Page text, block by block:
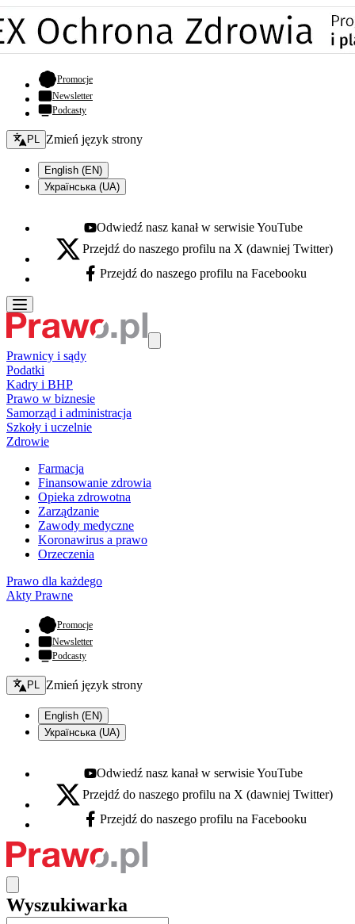
Promocje- otwiera się w nowej karcie
Newsletter
Podcasty
Zmień język - bieżący:
PL Zmień język strony
English (EN)
Українська (UA)
Youtube - otwiera się w nowej karcie
Odwiedź nasz kanał w serwisie YouTube
X - otwiera się w nowej karcie
Przejdź do naszego profilu na X (dawniej Twitter)
Facebook - otwiera się w nowej karcie
Przejdź do naszego profilu na Facebooku
Prawnicy i sądy
Podatki
Kadry i BHP
Prawo w biznesie
Samorząd i administracja
Szkoły i uczelnie
Zdrowie
Farmacja
Finansowanie zdrowia
Opieka zdrowotna
Zarządzanie
Zawody medyczne
Koronawirus a prawo
Orzeczenia
Prawo dla każdego
Akty Prawne
Promocje- otwiera się w nowej karcie
Newsletter
Podcasty
Zmień język - bieżący:
PL Zmień język strony
English (EN)
Українська (UA)
Youtube - otwiera się w nowej karcie
Odwiedź nasz kanał w serwisie YouTube
X - otwiera się w nowej karcie
Przejdź do naszego profilu na X (dawniej Twitter)
Facebook - otwiera się w nowej karcie
Przejdź do naszego profilu na Facebooku
Wyszukiwarka